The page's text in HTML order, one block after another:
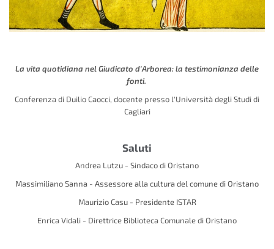
La vita quotidiana nel Giudicato d'Arborea: la testimonianza delle
fonti.
Conferenza di Duilio Caocci, docente presso l'Università degli Studi di
Cagliari
Saluti
Andrea Lutzu - Sindaco di Oristano
Massimiliano Sanna - Assessore alla cultura del comune di Oristano
Maurizio Casu - Presidente ISTAR
Enrica Vidali - Direttrice Biblioteca Comunale di Oristano